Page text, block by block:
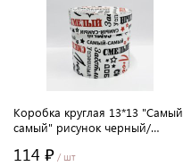
Коробка круглая 13*13 "Самый
самый" рисунок черный/
114 ₽ / шт